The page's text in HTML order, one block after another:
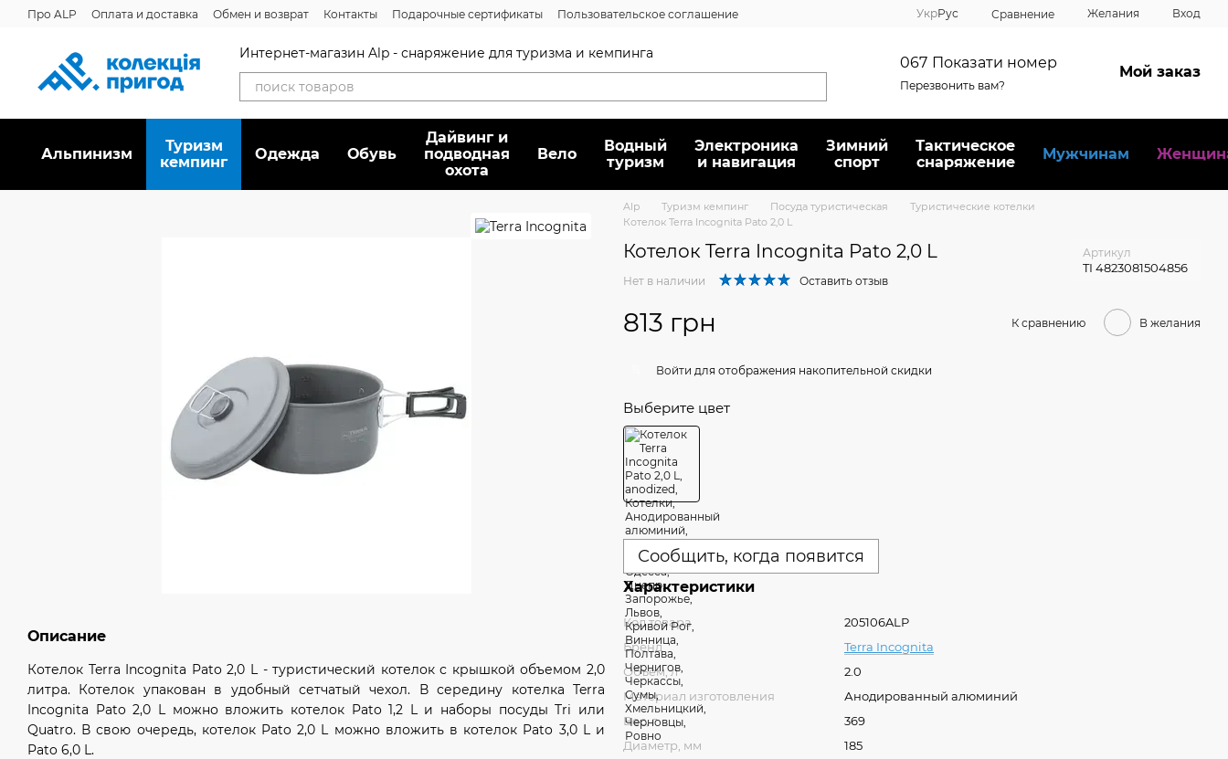
Перейти к основному контенту
Про ALP Оплата и доставка Обмен и возврат Контакты Подарочные сертификаты
Пользовательское соглашение
УкрРус Сравнение Желания Вход
Интернет-магазин Alp - снаряжение для туризма и кемпинга
067 Показати номер
Перезвонить вам?
Мой заказ
Альпинизм
Туризм
кемпинг
Oдежда Обувь
Дайвинг и
подводная
охота
Вело
Водный
туризм
Электроника
и навигация
Зимний
спорт
Тактическое
снаряжение
Мужчинам
Описание
Котелок Terra Incognita Pato 2,0 L - туристический котелок с крышкой объемом 2,0
литра. Котелок упакован в удобный сетчатый чехол. В середину котелка Terra
Incognita Pato 2,0 L можно вложить котелок Pato 1,2 L и набoры посуды Tri или
Quatro. В свою очередь, котелок Pato 2,0 L можно вложить в котелок Pato 3,0 L и
Pato 6,0 L.
Alp Туризм кемпинг Посуда туристическая
Туристические котелки
Котелок Terra Incognita Pato 2,0 L
Котелок Terra Incognita Pato 2,0 L Артикул
TI 4823081504856
Нет в наличии Оставить отзыв
813 грн К сравнению В желания
Войти для отображения накопительной скидки
Выберите цвет
Сообщить, когда появится
Характеристики
Код товара
205106ALP
Бренд
Terra Incognita
Объем, л
2.0
Материал изготовления
Анодированный алюминий
Вес, г
369
Диаметр, мм
185